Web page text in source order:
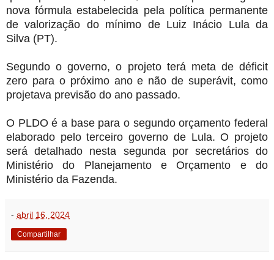
nova fórmula estabelecida pela política permanente
de valorização do mínimo de Luiz Inácio Lula da
Silva (PT).
Segundo o governo, o projeto terá meta de déficit
zero para o próximo ano e não de superávit, como
projetava previsão do ano passado.
O PLDO é a base para o segundo orçamento federal
elaborado pelo terceiro governo de Lula. O projeto
será detalhado nesta segunda por secretários do
Ministério do Planejamento e Orçamento e do
Ministério da Fazenda.
- abril 16, 2024
Compartilhar